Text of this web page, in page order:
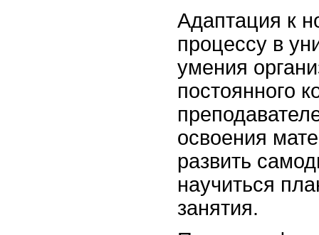
Адаптация к
процессу в
умения
постоянного
освоения
развить
научиться
занятия.